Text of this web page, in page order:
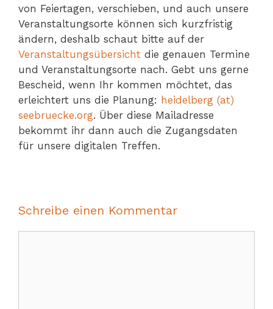
von Feiertagen, verschieben, und auch unsere
Veranstaltungsorte können sich kurzfristig
ändern, deshalb schaut bitte auf der
Veranstaltungsübersicht die genauen Termine
und Veranstaltungsorte nach. Gebt uns gerne
Bescheid, wenn Ihr kommen möchtet, das
erleichtert uns die Planung: heidelberg (at)
seebruecke.org. Über diese Mailadresse
bekommt ihr dann auch die Zugangsdaten
für unsere digitalen Treffen.
Schreibe einen Kommentar